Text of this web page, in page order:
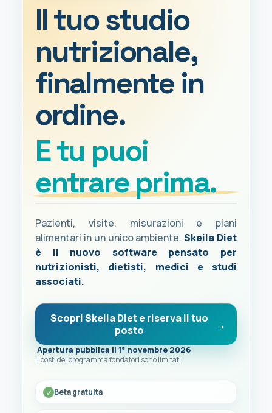
Il tuo studio
nutrizionale,
finalmente in
ordine.
E tu puoi
entrare prima.
Pazienti, visite, misurazioni e piani
alimentari in un unico ambiente.Skeila Diet
è il nuovo software pensato per
nutrizionisti, dietisti, medici e studi
associati.
Scopri Skeila Diet e riserva il tuo
posto
Apertura pubblica il 1° novembre 2026
I posti del programma fondatori sono limitati
Beta gratuita